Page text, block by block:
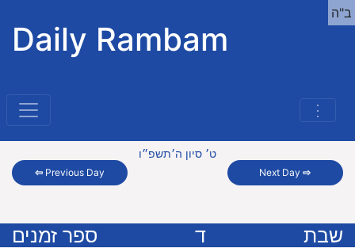
Daily Rambam
⋮
ב"ה
⇦ Previous Day
ט׳ סיון ה׳תשפ״ו
Next Day⇨
שבת ד ספר זמנים